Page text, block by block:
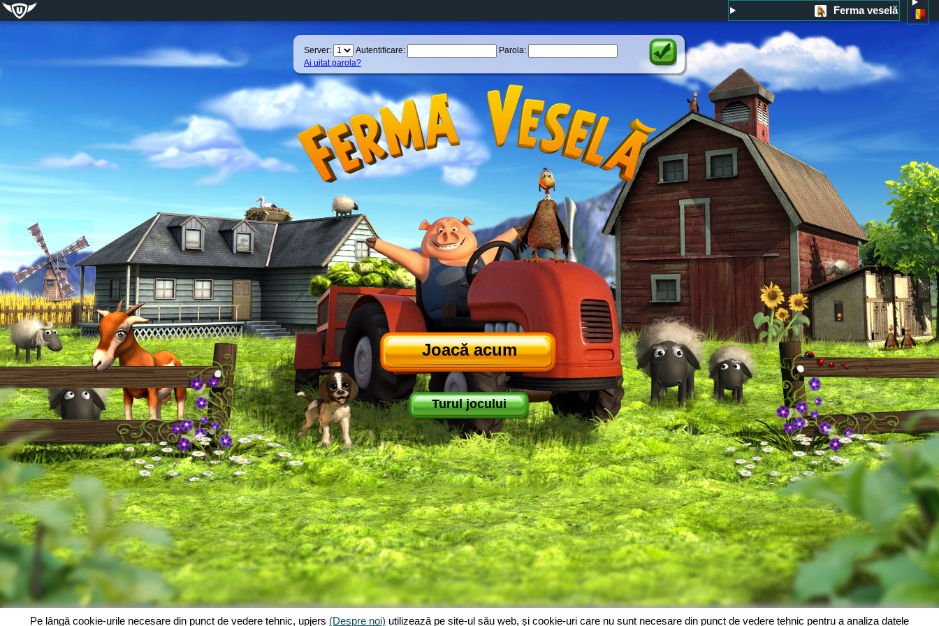
Server: Autentificare:
Parola:
Ai uitat parola?
Joacă acum
Turul jocului
Ferma veselă
Pe lângă cookie-urile necesare din punct de vedere tehnic, upjers (Despre noi) utilizează pe site-ul său web, și cookie-uri care nu sunt necesare din punct de vedere tehnic pentru a analiza datele